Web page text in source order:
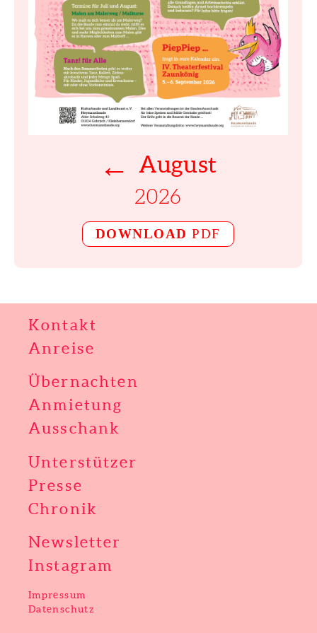
← August
2026
DOWNLOAD PDF
Kontakt
Anreise
Übernachten
Anmietung
Ausschank
Unterstützer
Presse
Chronik
Newsletter
Instagram
Impressum
Datenschutz